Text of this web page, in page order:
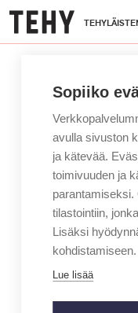
Hyppää
pääsisältöön
Sopiiko
avulla sivuston
ja kätevää.
toimivuuden ja
tilastointiin,
Lisäksi
kohdistamiseen.
Lue lisää